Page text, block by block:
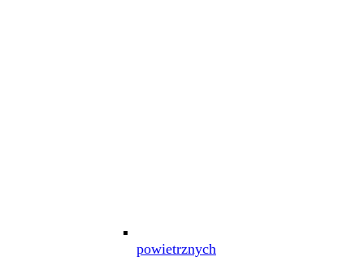
powietrznych